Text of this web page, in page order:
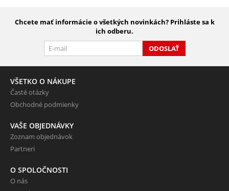
Chcete mať informácie o všetkých novinkách? Prihláste sa k
ich odberu.
ODOSLAŤ
VŠETKO O NÁKUPE
Časté otázky
Obchodné podmienky
VAŠE OBJEDNÁVKY
Zoznam objednávok
Partneri
O SPOLOČNOSTI
O nás